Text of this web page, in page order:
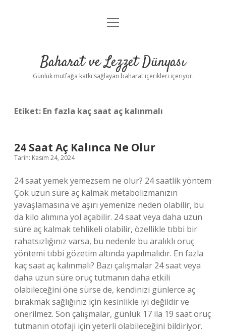
Anasayfa
Yasal Uyarı
menüyü
Baharat ve Lezzet Dünyası
Günlük mutfağa katkı sağlayan baharat içerikleri içeriyor.
Etiket: En fazla kaç saat aç kalınmalı
24 Saat Aç Kalınca Ne Olur
Tarih: Kasım 24, 2024
24 saat yemek yemezsem ne olur? 24 saatlik yöntem
Çok uzun süre aç kalmak metabolizmanızın
yavaşlamasına ve aşırı yemenize neden olabilir, bu
da kilo alımına yol açabilir. 24 saat veya daha uzun
süre aç kalmak tehlikeli olabilir, özellikle tıbbi bir
rahatsızlığınız varsa, bu nedenle bu aralıklı oruç
yöntemi tıbbi gözetim altında yapılmalıdır. En fazla
kaç saat aç kalınmalı? Bazı çalışmalar 24 saat veya
daha uzun süre oruç tutmanın daha etkili
olabileceğini öne sürse de, kendinizi günlerce aç
bırakmak sağlığınız için kesinlikle iyi değildir ve
önerilmez. Son çalışmalar, günlük 17 ila 19 saat oruç
tutmanın otofaji için yeterli olabileceğini bildiriyor.